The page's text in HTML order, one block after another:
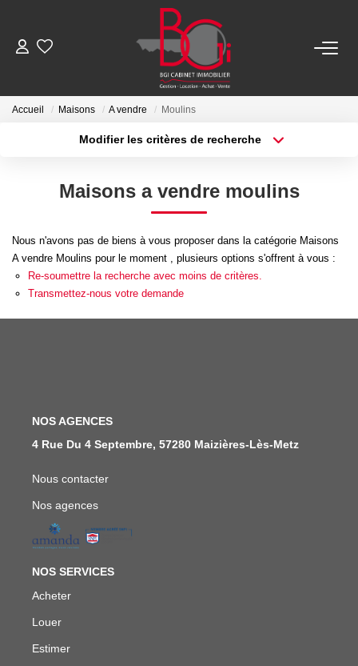
ACHETER
Ancien
Nos Biens
Télécharger Le Dossier De Location
NOS AGENCES
Accueil Maisons A vendre Moulins
Modifier les critères de recherche
Type de bien
Budget max Plus de critères
Maisons a vendre moulins
Nous n'avons pas de biens à vous proposer dans la catégorie Maisons
A vendre Moulins pour le moment , plusieurs options s'offrent à vous :
Re-soumettre la recherche avec moins de critères.
Transmettez-nous votre demande
NOS AGENCES
4 Rue Du 4 Septembre, 57280 Maizières-Lès-Metz
Nous contacter
Nos agences
NOS SERVICES
Acheter
Louer
Estimer